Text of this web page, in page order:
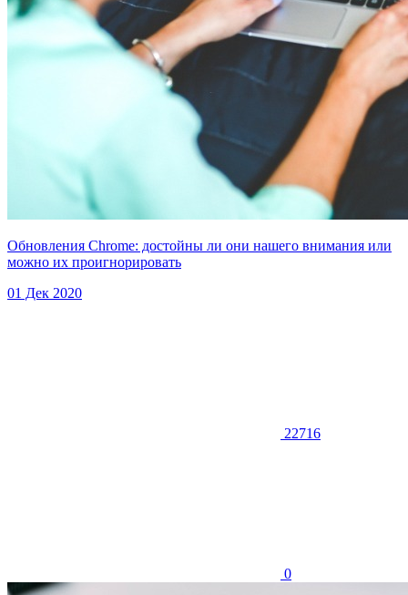
Обновления Chrome: достойны ли они нашего внимания или
можно их проигнорировать
01 Дек 2020
22716
0